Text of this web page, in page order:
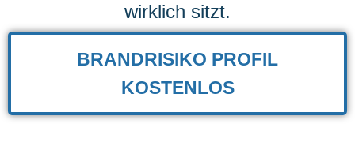
wirklich sitzt.
BRANDRISIKO PROFIL
KOSTENLOS